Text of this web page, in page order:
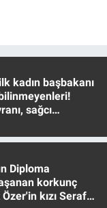
kadın başbakanı
sağcı
Diploma
korkunç
kızı Seraf